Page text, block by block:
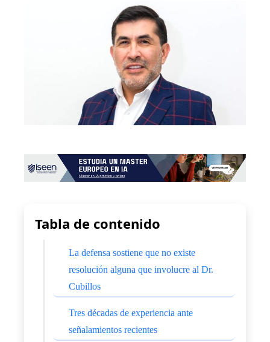
Tabla de contenido
La defensa sostiene que no existe
resolución alguna que involucre al Dr.
Cubillos
Tres décadas de experiencia ante
señalamientos recientes